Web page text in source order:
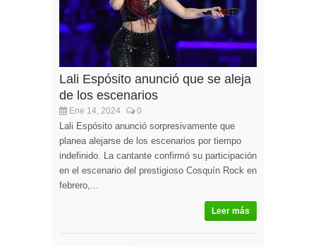
Lali Espósito anunció que se aleja
de los escenarios
Ene 14, 2024 0
Lali Espósito anunció sorpresivamente que
planea alejarse de los escenarios por tiempo
indefinido. La cantante confirmó su participación
en el escenario del prestigioso Cosquín Rock en
febrero,...
Leer más